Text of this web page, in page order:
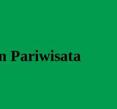
Pariwisata